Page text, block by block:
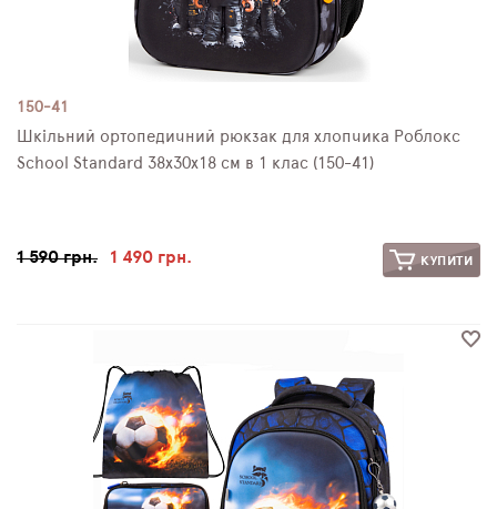
150-41
Шкільний ортопедичний рюкзак для хлопчика Роблокс
School Standard 38х30х18 см в 1 клас (150-41)
1 590 грн. 1 490 грн. КУПИТИ